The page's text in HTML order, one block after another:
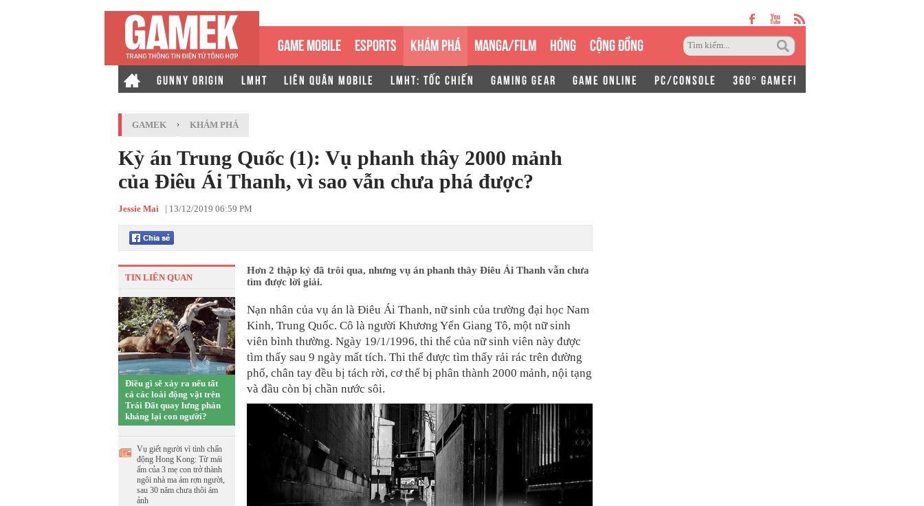
GAME MOBILE ESPORTS KHÁM PHÁ MANGA/FILM HÓNG CỘNG ĐỒNG
GUNNY ORIGIN LMHT LIÊN QUÂN MOBILE LMHT: TỐC CHIẾN GAMING GEAR GAME ONLINE PC/CONSOLE 360° GAMEFI
GAMEK › KHÁM PHÁ
Kỳ án Trung Quốc (1): Vụ phanh thây 2000 mảnh
của Điêu Ái Thanh, vì sao vẫn chưa phá được?
Jessie Mai | 13/12/2019 06:59 PM
TIN LIÊN QUAN
Điều gì sẽ xảy ra nếu tất
cả các loài động vật trên
Trái Đất quay lưng phản
kháng lại con người?
Vụ giết người vì tình chấn
động Hong Kong: Từ mái
ấm của 3 mẹ con trở thành
ngôi nhà ma ám rợn người,
sau 30 năm chưa thôi ám
ảnh
Hơn 2 thập kỷ đã trôi qua, nhưng vụ án phanh thây Điêu Ái Thanh vẫn chưa
tìm được lời giải.
Nạn nhân của vụ án là Điêu Ái Thanh, nữ sinh của trường đại học Nam
Kinh, Trung Quốc. Cô là người Khương Yển Giang Tô, một nữ sinh
viên bình thường. Ngày 19/1/1996, thi thể của nữ sinh viên này được
tìm thấy sau 9 ngày mất tích. Thi thể được tìm thấy rải rác trên đường
phố, chân tay đều bị tách rời, cơ thể bị phân thành 2000 mảnh, nội tạng
và đầu còn bị chần nước sôi.